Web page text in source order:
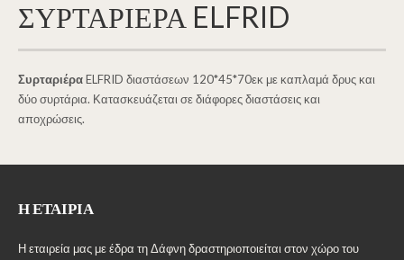
ΣΥΡΤΑΡΙΕΡΑ ELFRID
ΣυρταριέραELFRID διαστάσεων 120*45*70εκ με καπλαμά δρυς και
δύο συρτάρια. Κατασκευάζεται σε διάφορες διαστάσεις και
αποχρώσεις.
Η ΕΤΑΙΡΊΑ
Η εταιρεία μας με έδρα τη Δάφνη δραστηριοποιείται στον χώρο του